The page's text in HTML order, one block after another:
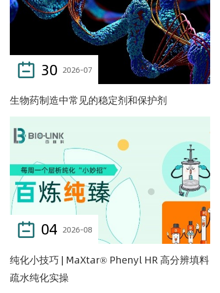
 30 2026-07
生物药制造中常见的稳定剂和保护剂
 04 2026-08
纯化小技巧 | MaXtar® Phenyl HR 高分辨填料
疏水纯化实操